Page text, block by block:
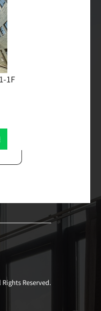
1F
Reserved.